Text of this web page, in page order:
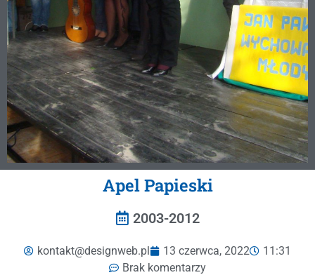
Apel Papieski
2003-2012
kontakt@designweb.pl 13 czerwca, 2022
11:31
Brak komentarzy